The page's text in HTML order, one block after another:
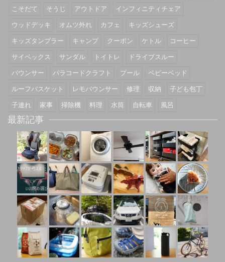
こそだて
そうじ アウトドア
インフィニティチェア
ウッドデッキ
オムツ外れ カフェ
キッズシューズ
キッズタンブラー
キャンプ クーポン ケトル
コーヒー
サイベックス
サンダル トイトレ
ドライブスルー
バウンサー
パラコードクラフト プール
ベビーベッド
ルーフバスケット
レモバウンサー 修理 収納
子ども包丁
子連れ
家事 掃除機 料理 水筒 自転車 風呂
最新記事